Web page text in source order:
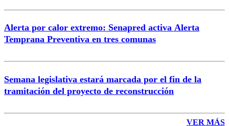
Alerta por calor extremo: Senapred activa Alerta
Temprana Preventiva en tres comunas
Semana legislativa estará marcada por el fin de la
tramitación del proyecto de reconstrucción
VER MÁS